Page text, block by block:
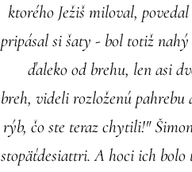
ktorého Ježiš miloval,
pripásal si šaty - bol totiž
ďaleko od brehu, len asi
breh, videli rozloženú pahrebu
rýb, čo ste teraz chytili!"
stopäťdesiattri. A hoci ich bolo